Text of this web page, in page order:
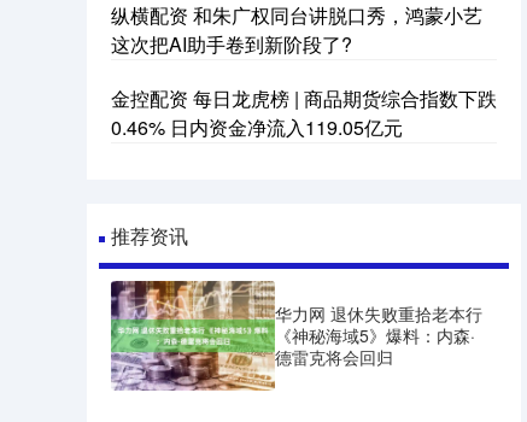
纵横配资 和朱广权同台讲脱口秀，鸿蒙小艺
这次把AI助手卷到新阶段了?
金控配资 每日龙虎榜 | 商品期货综合指数下跌
0.46% 日内资金净流入119.05亿元
推荐资讯
华力网 退休失败重拾老本行
《神秘海域5》爆料：内森·
德雷克将会回归